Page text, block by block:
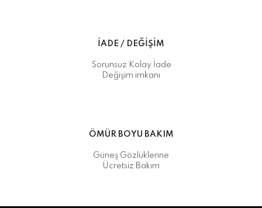
İADE / DEĞİŞİM
Sorunsuz Kolay İade
Değişim imkanı
ÖMÜR BOYU BAKIM
Güneş Gözlüklerine
Ücretsiz Bakım